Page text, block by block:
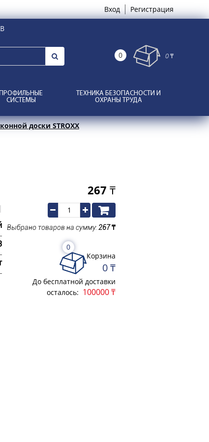
Вход Регистрация
0 0 ₸
СИСТЕМЫ
ТЕХНИКА БЕЗОПАСНОСТИ И
ОХРАНЫ ТРУДА
доски STROXX
267 ₸
Выбрано товаров на сумму:267₸
0
Корзина
0 ₸
До бесплатной доставки
осталось: 100000 ₸